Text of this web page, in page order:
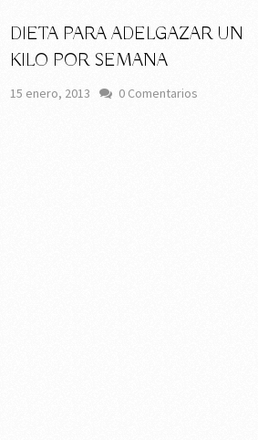
DIETA PARA ADELGAZAR UN
KILO POR SEMANA
15 enero, 2013 0 Comentarios